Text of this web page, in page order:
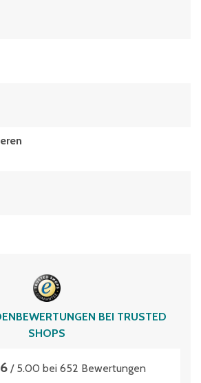
BEI TRUSTED
SHOPS
/ 5.00 bei 652 Bewertungen